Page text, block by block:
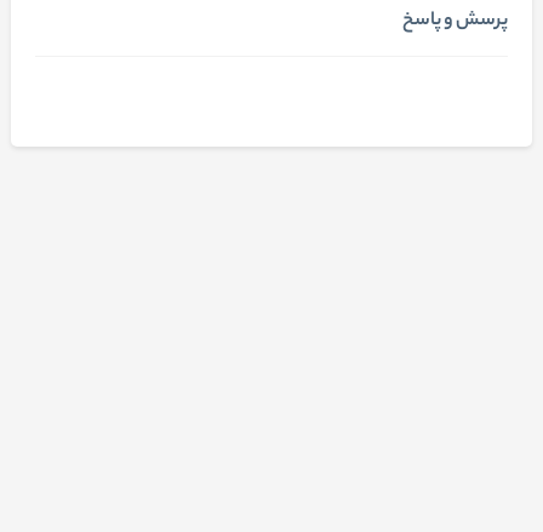
پرسش و پاسخ